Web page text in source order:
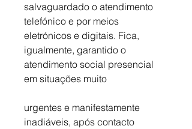
salvaguardado o atendimento
telefónico e por meios
eletrónicos e digitais. Fica,
igualmente, garantido o
atendimento social presencial
em situações muito
urgentes e manifestamente
inadiáveis, após contacto